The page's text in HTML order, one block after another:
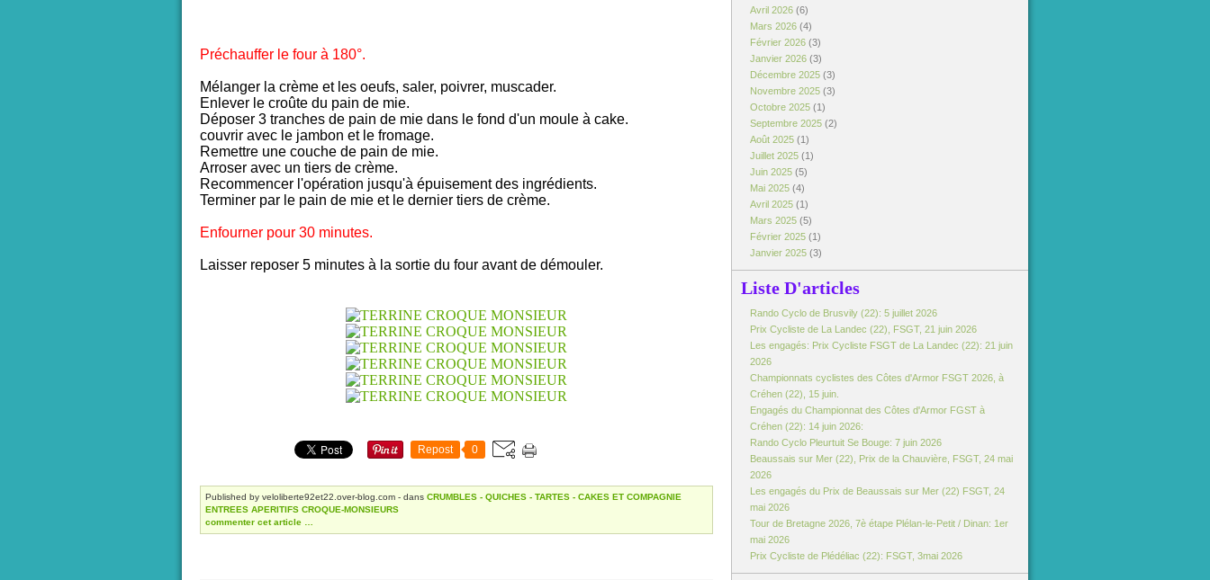
Préchauffer le four à 180°.
Mélanger la crème et les oeufs, saler, poivrer, muscader.
Enlever le croûte du pain de mie.
Déposer 3 tranches de pain de mie dans le fond d'un moule à cake.
couvrir avec le jambon et le fromage.
Remettre une couche de pain de mie.
Arroser avec un tiers de crème.
Recommencer l'opération jusqu'à épuisement des ingrédients.
Terminer par le pain de mie et le dernier tiers de crème.
Enfourner pour 30 minutes.
Laisser reposer 5 minutes à la sortie du four avant de démouler.
Repost 0
Published by veloliberte92et22.over-blog.com - dans CRUMBLES - QUICHES - TARTES - CAKES ET COMPAGNIE
ENTREES APERITIFS CROQUE-MONSIEURS
commenter cet article
Avril 2026 (6)
Mars 2026 (4)
Février 2026 (3)
Janvier 2026 (3)
Décembre 2025 (3)
Novembre 2025 (3)
Octobre 2025 (1)
Septembre 2025 (2)
Août 2025 (1)
Juillet 2025 (1)
Juin 2025 (5)
Mai 2025 (4)
Avril 2025 (1)
Mars 2025 (5)
Février 2025 (1)
Janvier 2025 (3)
Liste D'articles
Rando Cyclo de Brusvily (22): 5 juillet 2026
Prix Cycliste de La Landec (22), FSGT, 21 juin 2026
Les engagés: Prix Cycliste FSGT de La Landec (22): 21 juin
2026
Championnats cyclistes des Côtes d'Armor FSGT 2026, à
Créhen (22), 15 juin.
Engagés du Championnat des Côtes d'Armor FGST à
Créhen (22): 14 juin 2026:
Rando Cyclo Pleurtuit Se Bouge: 7 juin 2026
Beaussais sur Mer (22), Prix de la Chauvière, FSGT, 24 mai
2026
Les engagés du Prix de Beaussais sur Mer (22) FSGT, 24
mai 2026
Tour de Bretagne 2026, 7è étape Plélan-le-Petit / Dinan: 1er
mai 2026
Prix Cycliste de Plédéliac (22): FSGT, 3mai 2026